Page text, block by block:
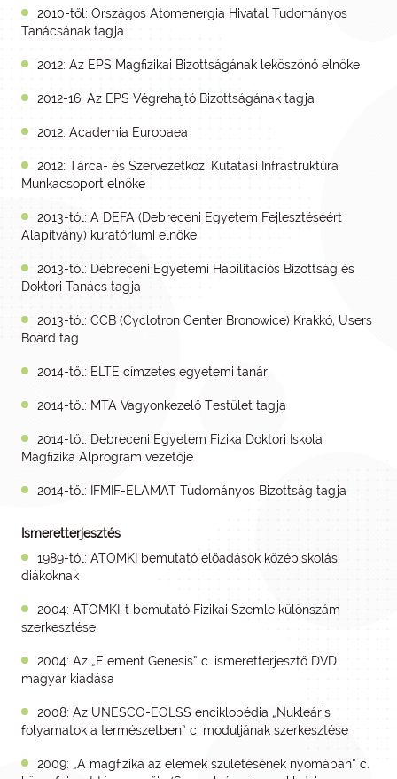
2010-től: Országos Atomenergia Hivatal Tudományos
Tanácsának tagja
2012: Az EPS Magfizikai Bizottságának leköszönő elnöke
2012-16: Az EPS Végrehajtó Bizottságának tagja
2012: Academia Europaea
2012: Tárca- és Szervezetközi Kutatási Infrastruktúra
Munkacsoport elnöke
2013-tól: A DEFA (Debreceni Egyetem Fejlesztéséért
Alapítvány) kuratóriumi elnöke
2013-tól: Debreceni Egyetemi Habilitációs Bizottság és
Doktori Tanács tagja
2013-tól: CCB (Cyclotron Center Bronowice) Krakkó, Users
Board tag
2014-től: ELTE címzetes egyetemi tanár
2014-től: MTA Vagyonkezelő Testület tagja
2014-től: Debreceni Egyetem Fizika Doktori Iskola
Magfizika Alprogram vezetője
2014-től: IFMIF-ELAMAT Tudományos Bizottság tagja
Ismeretterjesztés
1989-tól: ATOMKI bemutató előadások középiskolás
diákoknak
2004: ATOMKI-t bemutató Fizikai Szemle különszám
szerkesztése
2004: Az „Element Genesis” c. ismeretterjesztő DVD
magyar kiadása
2008: Az UNESCO-EOLSS enciklopédia „Nukleáris
folyamatok a természetben” c. moduljának szerkesztése
2009: „A magfizika az elemek születésének nyomában” c.